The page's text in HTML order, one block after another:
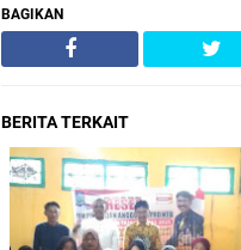
BAGIKAN
BERITA TERKAIT